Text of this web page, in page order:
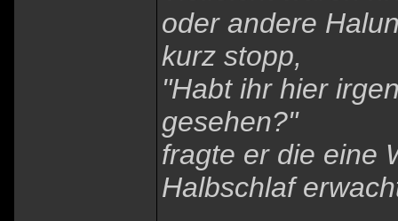
oder andere
kurz stopp,
"Habt ihr hier
gesehen?"
fragte er die eine
Halbschlaf